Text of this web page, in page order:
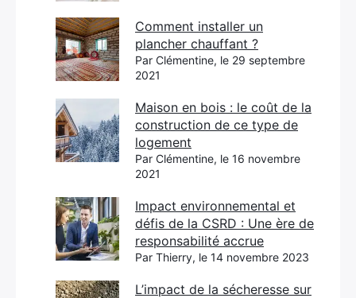
Comment installer un
plancher chauffant ?
Par Clémentine, le 29 septembre
2021
Maison en bois : le coût de la
construction de ce type de
logement
Par Clémentine, le 16 novembre
2021
Impact environnemental et
défis de la CSRD : Une ère de
responsabilité accrue
Par Thierry, le 14 novembre 2023
L’impact de la sécheresse sur